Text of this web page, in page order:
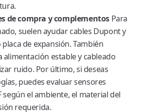
de compra y complementos Para
suelen ayudar cables Dupont y
de expansión. También
alimentación estable y cableado
ruido. Por último, si deseas
puedes evaluar sensores
según el ambiente, el material del
requerida.